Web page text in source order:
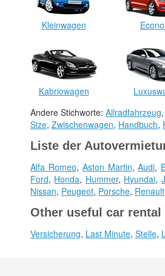
Kleinwagen
Kabriowagen
Andere Stichworte:Allradfahrzeug
Size, Zwischenwagen, Handbuch,
Liste der
Alfa Romeo, Aston Martin,Audi,
Ford, Honda, Hummer, Hyundai,
Nissan, Peugeot, Porsche, Renault
Other useful car
Versicherung, Last Minute, Stelle,